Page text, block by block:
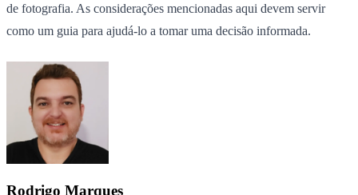
de fotografia. As considerações mencionadas aqui devem servir
como um guia para ajudá-lo a tomar uma decisão informada.
Rodrigo Marques